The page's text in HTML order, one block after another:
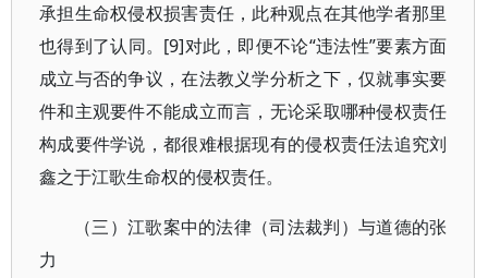
承担生命权侵权损害责任，此种观点在其他学者那里
也得到了认同。[9]对此，即便不论“违法性”要素方面
成立与否的争议，在法教义学分析之下，仅就事实要
件和主观要件不能成立而言，无论采取哪种侵权责任
构成要件学说，都很难根据现有的侵权责任法追究刘
鑫之于江歌生命权的侵权责任。
（三）江歌案中的法律（司法裁判）与道德的张
力